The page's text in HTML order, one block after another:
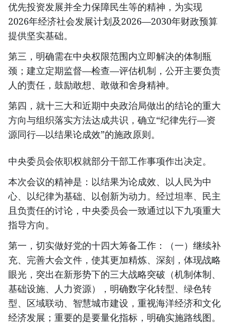
优先投资发展并全力保障民生等的精神，为实现
2026年经济社会发展计划及2026—2030年财政预算
提供坚实基础。
第三，明确需在中央权限范围内立即解决的体制瓶
颈；建立定期监督—检查—评估机制，公开主要负责
人的责任，鼓励敢想、敢做和舍身精神。
第四，就十三大和近期中央政治局做出的结论的重大
方向与组织落实方法达成共识，确立“纪律先行—资
源同行—以结果论成效”的施政原则。
中央委员会依职权就部分干部工作事项作出决定。
本次会议的精神是：以结果为论成效、以人民为中
心、以纪律为基础、以创新为动力。经过坦率、民主
且负责任的讨论，中央委员会一致通过以下九项重大
指导方向。
第一，切实做好党的十四大筹备工作：（一）继续补
充、完善大会文件，使其更加精炼、深刻，体现战略
眼光，突出在新形势下的三大战略突破（机制体制、
基础设施、人力资源），明确数字化转型、绿色转
型、区域联动、智慧城市建设，重视海洋经济和文化
经济发展；重要的是要量化指标，明确实施路线图。